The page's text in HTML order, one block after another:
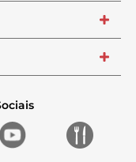
+
+